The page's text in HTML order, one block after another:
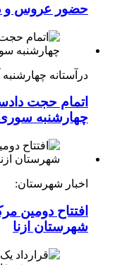
حضور عروس و
درآستانه
اتمام حجت
چهارشنبه
اخبار شهرستان:
افتتاح دومین
شهرستان ازنا